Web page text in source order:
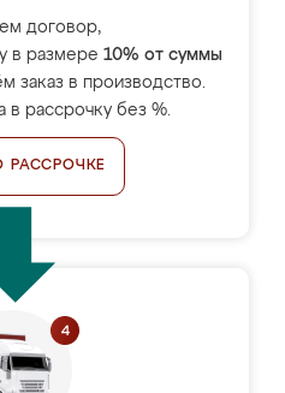
договор,
в размере 10% от суммы
заказ в производство.
в рассрочку без %.
РАССРОЧКЕ